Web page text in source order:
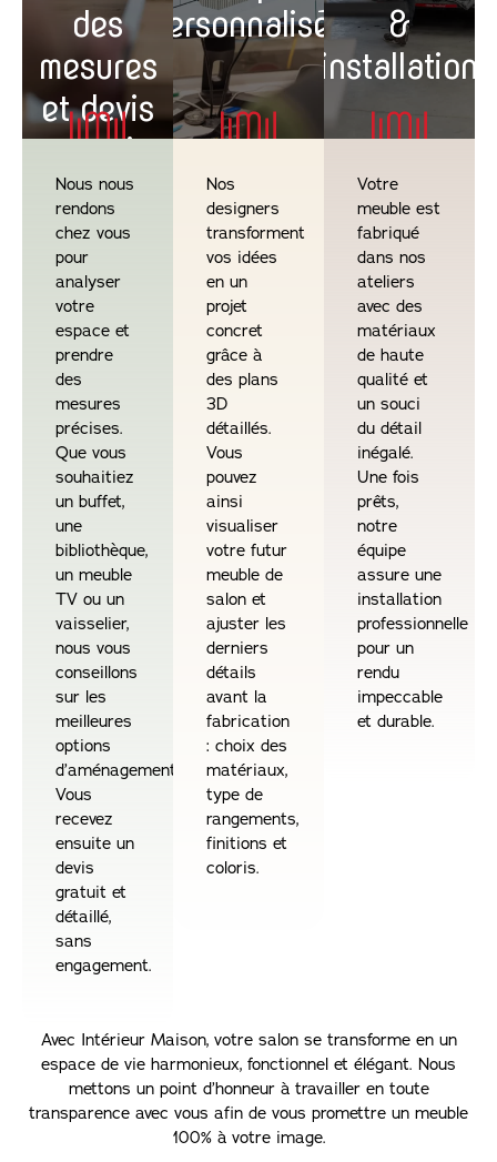
des
mesures
et devis
gratuit
Nous nous
rendons
chez vous
pour
analyser
votre
espace et
prendre
des
mesures
précises.
Que vous
souhaitiez
un buffet,
une
bibliothèque,
un meuble
TV ou un
vaisselier,
nous vous
conseillons
sur les
meilleures
options
d’aménagement.
Vous
recevez
ensuite un
devis
gratuit et
détaillé,
sans
engagement.
personnalisée
Nos
designers
transforment
vos idées
en un
projet
concret
grâce à
des plans
3D
détaillés.
Vous
pouvez
ainsi
visualiser
votre futur
meuble de
salon et
ajuster les
derniers
détails
avant la
fabrication
: choix des
matériaux,
type de
rangements,
finitions et
coloris.
&
installation
Votre
meuble est
fabriqué
dans nos
ateliers
avec des
matériaux
de haute
qualité et
un souci
du détail
inégalé.
Une fois
prêts,
notre
équipe
assure une
installation
professionnelle
pour un
rendu
impeccable
et durable.
Avec Intérieur Maison, votre salon se transforme en un
espace de vie harmonieux, fonctionnel et élégant. Nous
mettons un point d’honneur à travailler en toute
transparence avec vous afin de vous promettre un meuble
100% à votre image.